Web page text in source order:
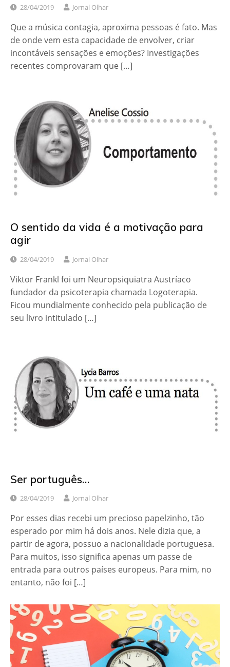
28/04/2019 Jornal Olhar
Que a música contagia, aproxima pessoas é fato. Mas
de onde vem esta capacidade de envolver, criar
incontáveis sensações e emoções? Investigações
recentes comprovaram que […]
O sentido da vida é a motivação para
agir
28/04/2019 Jornal Olhar
Viktor Frankl foi um Neuropsiquiatra Austríaco
fundador da psicoterapia chamada Logoterapia.
Ficou mundialmente conhecido pela publicação de
seu livro intitulado […]
Ser português…
28/04/2019 Jornal Olhar
Por esses dias recebi um precioso papelzinho, tão
esperado por mim há dois anos. Nele dizia que, a
partir de agora, possuo a nacionalidade portuguesa.
Para muitos, isso significa apenas um passe de
entrada para outros países europeus. Para mim, no
entanto, não foi […]